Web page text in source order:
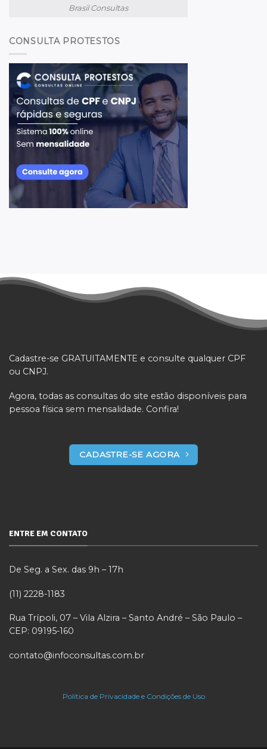
Brasil Consultas
CONSULTA PROTESTOS
Cadastre-se GRATUITAMENTE e consulte qualquer CPF
ou CNPJ.
Agora, todas as consultas do site estão disponíveis para
pessoa física sem mensalidade. Confira!
CADASTRE-SE AGORA
ENTRE EM CONTATO
De Seg. a Sex. das 9h – 17h
(11) 2228-1183
Rua Trípoli, 07 – Vila Alzira – Santo André – São Paulo –
CEP: 09195-160
contato@infoconsultas.com.br
Política de Privacidade e Condições de Uso